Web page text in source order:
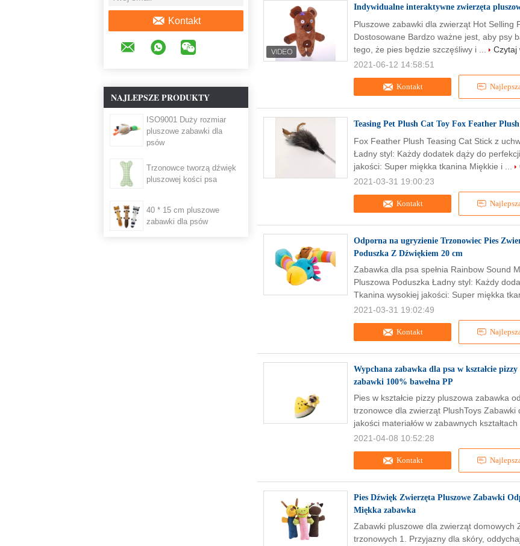
Kontakt
NAJLEPSZE PRODUKTY
ISO9001 Duży rozmiar
pluszowe zabawki dla
psów
Trzonowce tworzą dźwięk
pluszowej kości psa
40 * 15 cm pluszowe
zabawki dla psów
Indywidualne interaktywne zwierzęta
Kontakt
Pluszowe zabawki dla zwierząt Hot Selling
Dostosowane Bardzo ważne jest, aby psy
tego, że pies będzie szczęśliwy i ...
Czytaj
2021-06-12 14:58:51
Teasing Pet Plush Cat Toy Fox Feather
Kontakt
Fox Feather Plush Teasing Cat Stick z
Ładny styl: Każdy dodatek dąży do
jakości: Super miękka tkanina Miękkie i ...
2021-03-31 19:00:23
Odporna na ugryzienie Trzonowiec Pies
Poduszka Z Dźwiękiem 20 cm
Kontakt
Zabawka dla psa spełnia Rainbow Sound
Pluszowa Poduszka Ładny styl: Każdy
Tkanina wysokiej jakości: Super miękka
2021-03-31 19:02:49
Wypchana zabawka dla psa w kształcie
zabawki 100% bawełna PP
Kontakt
Pies w kształcie pizzy pluszowa zabawka
trzonowce dla zwierząt PlushToys
jakości materiałów w zabawnych kształtach
2021-04-08 10:52:28
Pies Dźwięk Zwierzęta Pluszowe Zabawki
Miękka zabawka
Zabawki pluszowe dla zwierząt
trzonowych 1. Przyjazny dla skóry,